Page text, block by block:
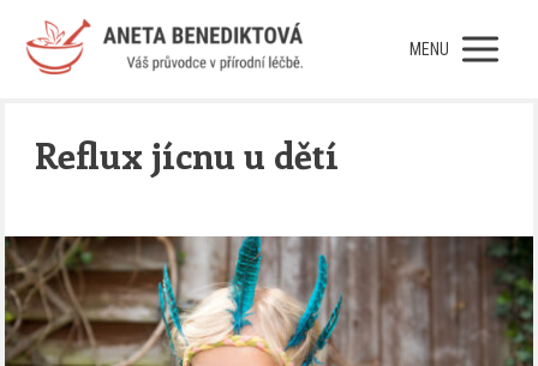
MENU
Reflux jícnu u dětí